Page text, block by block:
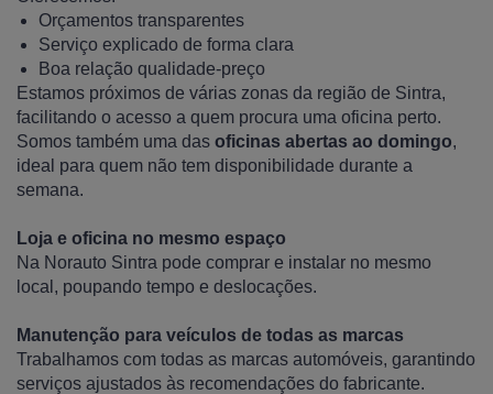
Orçamentos transparentes
Serviço explicado de forma clara
Boa relação qualidade-preço
Estamos próximos de várias zonas da região de Sintra,
facilitando o acesso a quem procura uma oficina perto.
Somos também uma das oficinas abertas ao domingo,
ideal para quem não tem disponibilidade durante a
semana.
Loja e oficina no mesmo espaço
Na Norauto Sintra pode comprar e instalar no mesmo
local, poupando tempo e deslocações.
Manutenção para veículos de todas as marcas
Trabalhamos com todas as marcas automóveis, garantindo
serviços ajustados às recomendações do fabricante.